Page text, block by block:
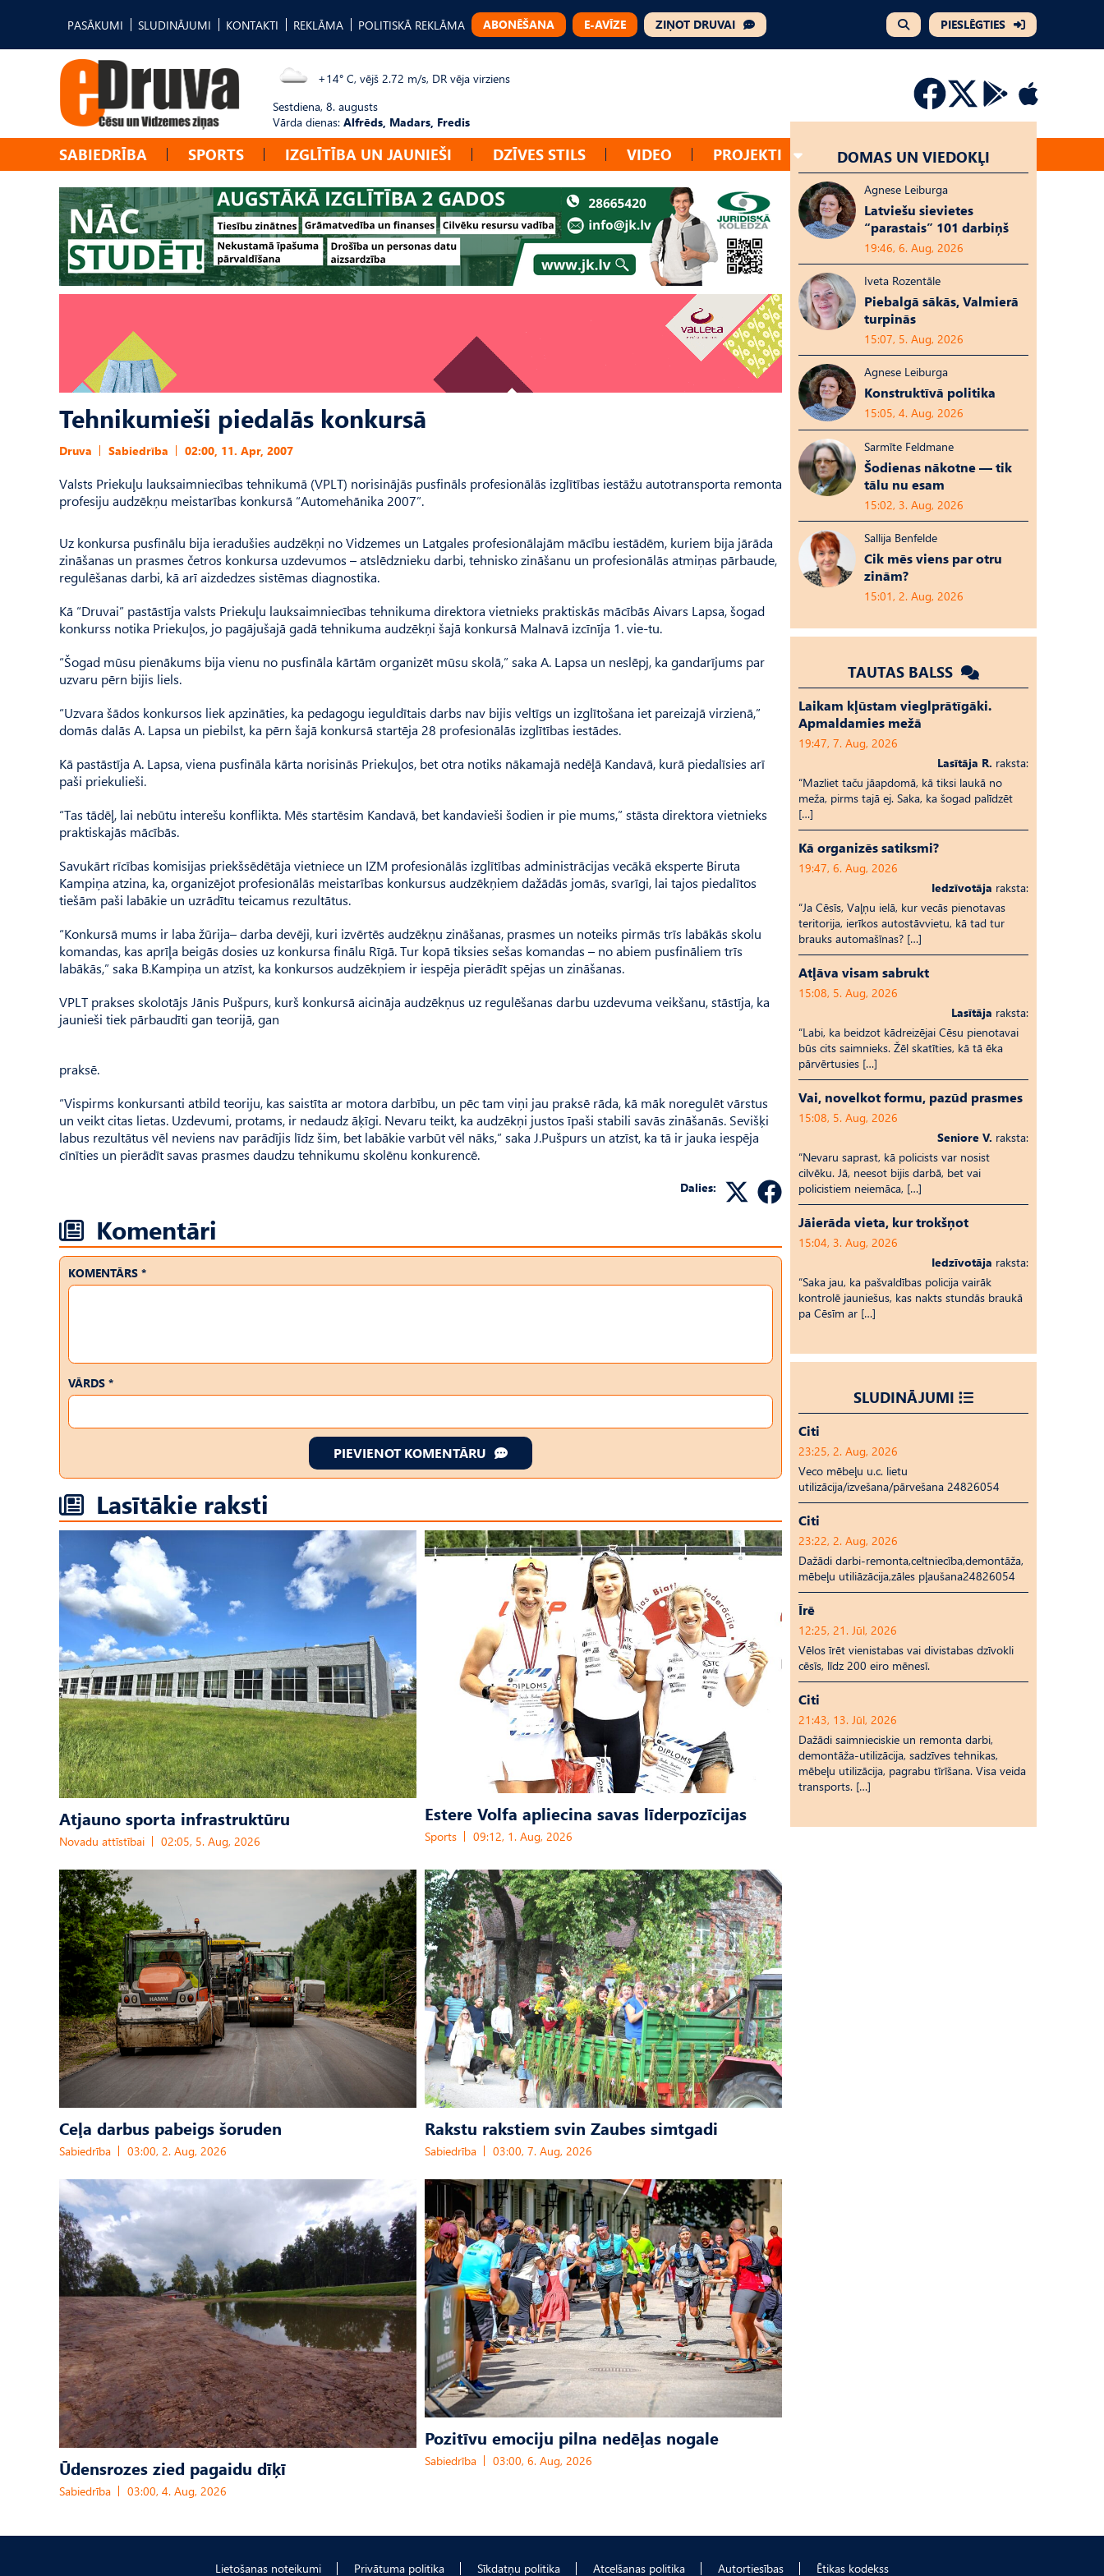
PASĀKUMI SLUDINĀJUMI KONTAKTI REKLĀMA POLITISKĀ REKLĀMA ABONĒŠANA E-AVĪZE ZIŅOT DRUVAI PIESLĒGTIES
+14° C, vējš 2.72 m/s, DR vēja virziens
Sestdiena, 8. augusts
Vārda dienas: Alfrēds, Madars, Fredis
SABIEDRĪBA SPORTS IZGLĪTĪBA UN JAUNIEŠI DZĪVES STILS VIDEO PROJEKTI
Tehnikumieši piedalās konkursā
Druva Sabiedrība 02:00, 11. Apr, 2007
Valsts Priekuļu lauksaimniecības tehnikumā (VPLT) norisinājās pusfināls profesionālās izglītības iestāžu autotransporta remonta
profesiju audzēkņu meistarības konkursā “Automehānika 2007”.
Uz konkursa pusfinālu bija ieradušies audzēkņi no Vidzemes un Latgales profesionālajām mācību iestādēm, kuriem bija jārāda
zināšanas un prasmes četros konkursa uzdevumos – atslēdznieku darbi, tehnisko zināšanu un profesionālās atmiņas pārbaude,
regulēšanas darbi, kā arī aizdedzes sistēmas diagnostika.
Kā “Druvai” pastāstīja valsts Priekuļu lauksaimniecības tehnikuma direktora vietnieks praktiskās mācībās Aivars Lapsa, šogad
konkurss notika Priekuļos, jo pagājušajā gadā tehnikuma audzēkņi šajā konkursā Malnavā izcīnīja 1. vie-tu.
“Šogad mūsu pienākums bija vienu no pusfināla kārtām organizēt mūsu skolā,” saka A. Lapsa un neslēpj, ka gandarījums par
uzvaru pērn bijis liels.
“Uzvara šādos konkursos liek apzināties, ka pedagogu ieguldītais darbs nav bijis veltīgs un izglītošana iet pareizajā virzienā,”
domās dalās A. Lapsa un piebilst, ka pērn šajā konkursā startēja 28 profesionālās izglītības iestādes.
Kā pastāstīja A. Lapsa, viena pusfināla kārta norisinās Priekuļos, bet otra notiks nākamajā nedēļā Kandavā, kurā piedalīsies arī
paši priekulieši.
“Tas tādēļ, lai nebūtu interešu konflikta. Mēs startēsim Kandavā, bet kandavieši šodien ir pie mums,” stāsta direktora vietnieks
praktiskajās mācībās.
Savukārt rīcības komisijas priekšsēdētāja vietniece un IZM profesionālās izglītības administrācijas vecākā eksperte Biruta
Kampiņa atzina, ka, organizējot profesionālās meistarības konkursus audzēkņiem dažādās jomās, svarīgi, lai tajos piedalītos
tiešām paši labākie un uzrādītu teicamus rezultātus.
“Konkursā mums ir laba žūrija– darba devēji, kuri izvērtēs audzēkņu zināšanas, prasmes un noteiks pirmās trīs labākās skolu
komandas, kas aprīļa beigās dosies uz konkursa finālu Rīgā. Tur kopā tiksies sešas komandas – no abiem pusfināliem trīs
labākās,” saka B.Kampiņa un atzīst, ka konkursos audzēkņiem ir iespēja pierādīt spējas un zināšanas.
VPLT prakses skolotājs Jānis Pušpurs, kurš konkursā aicināja audzēkņus uz regulēšanas darbu uzdevuma veikšanu, stāstīja, ka
jaunieši tiek pārbaudīti gan teorijā, gan
praksē.
“Vispirms konkursanti atbild teoriju, kas saistīta ar motora darbību, un pēc tam viņi jau praksē rāda, kā māk noregulēt vārstus
un veikt citas lietas. Uzdevumi, protams, ir nedaudz āķīgi. Nevaru teikt, ka audzēkņi justos īpaši stabili savās zināšanās. Sevišķi
labus rezultātus vēl neviens nav parādījis līdz šim, bet labākie varbūt vēl nāks,” saka J.Pušpurs un atzīst, ka tā ir jauka iespēja
cīnīties un pierādīt savas prasmes daudzu tehnikumu skolēnu konkurencē.
Dalies:
Komentāri
KOMENTĀRS *
VĀRDS *
PIEVIENOT KOMENTĀRU
Lasītākie raksti
Atjauno sporta infrastruktūru
Novadu attīstībai 02:05, 5. Aug, 2026
Estere Volfa apliecina savas līderpozīcijas
Sports 09:12, 1. Aug, 2026
Ceļa darbus pabeigs šoruden
Sabiedrība 03:00, 2. Aug, 2026
Rakstu rakstiem svin Zaubes simtgadi
Sabiedrība 03:00, 7. Aug, 2026
Ūdensrozes zied pagaidu dīķī
Sabiedrība 03:00, 4. Aug, 2026
Pozitīvu emociju pilna nedēļas nogale
Sabiedrība 03:00, 6. Aug, 2026
DOMAS UN VIEDOKĻI
Agnese Leiburga
Latviešu sievietes
“parastais” 101 darbiņš
19:46, 6. Aug, 2026
Iveta Rozentāle
Piebalgā sākās, Valmierā
turpinās
15:07, 5. Aug, 2026
Agnese Leiburga
Konstruktīvā politika
15:05, 4. Aug, 2026
Sarmīte Feldmane
Šodienas nākotne — tik
tālu nu esam
15:02, 3. Aug, 2026
Sallija Benfelde
Cik mēs viens par otru
zinām?
15:01, 2. Aug, 2026
TAUTAS BALSS
Laikam kļūstam vieglprātīgāki.
Apmaldamies mežā
19:47, 7. Aug, 2026
Lasītāja R. raksta:
“Mazliet taču jāapdomā, kā tiksi laukā no
meža, pirms tajā ej. Saka, ka šogad palīdzēt
[…]
Kā organizēs satiksmi?
19:47, 6. Aug, 2026
Iedzīvotāja raksta:
“Ja Cēsīs, Vaļņu ielā, kur vecās pienotavas
teritorija, ierīkos autostāvvietu, kā tad tur
brauks automašīnas? […]
Atļāva visam sabrukt
15:08, 5. Aug, 2026
Lasītāja raksta:
“Labi, ka beidzot kādreizējai Cēsu pienotavai
būs cits saimnieks. Žēl skatīties, kā tā ēka
pārvērtusies […]
Vai, novelkot formu, pazūd prasmes
15:08, 5. Aug, 2026
Seniore V. raksta:
“Nevaru saprast, kā policists var nosist
cilvēku. Jā, neesot bijis darbā, bet vai
policistiem neiemāca, […]
Jāierāda vieta, kur trokšņot
15:04, 3. Aug, 2026
Iedzīvotāja raksta:
“Saka jau, ka pašvaldības policija vairāk
kontrolē jauniešus, kas nakts stundās braukā
pa Cēsīm ar […]
SLUDINĀJUMI
Citi
23:25, 2. Aug, 2026
Veco mēbeļu u.c. lietu
utilizācija/izvešana/pārvešana 24826054
Citi
23:22, 2. Aug, 2026
Dažādi darbi-remonta,celtniecība,demontāža,
mēbeļu utiliāzācija,zāles pļaušana24826054
Īrē
12:25, 21. Jūl, 2026
Vēlos īrēt vienistabas vai divistabas dzīvokli
cēsīs, līdz 200 eiro mēnesī.
Citi
21:43, 13. Jūl, 2026
Dažādi saimnieciskie un remonta darbi,
demontāža-utilizācija, sadzīves tehnikas,
mēbeļu utilizācija, pagrabu tīrīšana. Visa veida
transports. […]
Lietošanas noteikumi Privātuma politika Sīkdatņu politika Atcelšanas politika Autortiesības Ētikas kodekss